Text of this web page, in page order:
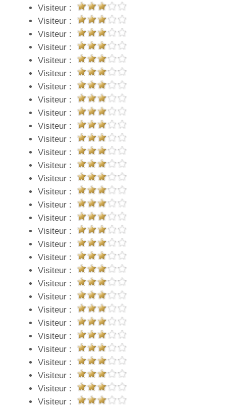
Visiteur :
Visiteur :
Visiteur :
Visiteur :
Visiteur :
Visiteur :
Visiteur :
Visiteur :
Visiteur :
Visiteur :
Visiteur :
Visiteur :
Visiteur :
Visiteur :
Visiteur :
Visiteur :
Visiteur :
Visiteur :
Visiteur :
Visiteur :
Visiteur :
Visiteur :
Visiteur :
Visiteur :
Visiteur :
Visiteur :
Visiteur :
Visiteur :
Visiteur :
Visiteur :
Visiteur :